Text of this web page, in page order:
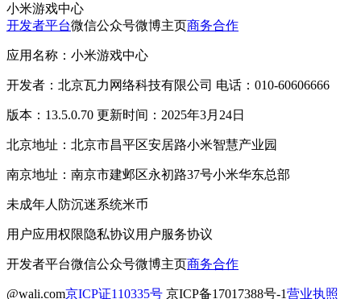
小米游戏中心
开发者平台微信公众号微博主页商务合作
应用名称：小米游戏中心
开发者：北京瓦力网络科技有限公司 电话：010-60606666
版本：13.5.0.70 更新时间：2025年3月24日
北京地址：北京市昌平区安居路小米智慧产业园
南京地址：南京市建邺区永初路37号小米华东总部
未成年人防沉迷系统米币
用户应用权限隐私协议用户服务协议
开发者平台微信公众号微博主页商务合作
@wali.com京ICP证110335号 京ICP备17017388号-1营业执照